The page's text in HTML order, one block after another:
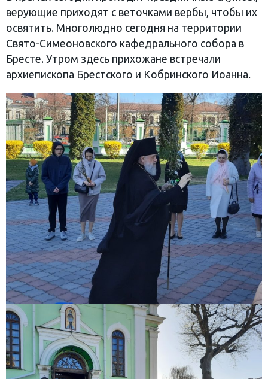
верующие приходят с веточками вербы, чтобы их
освятить. Многолюдно сегодня на территории
Свято-Симеоновского кафедрального собора в
Бресте. Утром здесь прихожане встречали
архиепископа Брестского и Кобринского Иоанна.